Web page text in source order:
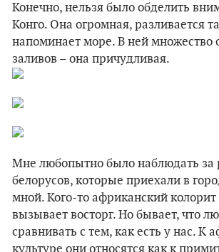
Конечно, нельзя было обделить
Конго. Она огромная, разливается
напоминает море. В ней множество
заливов – она причудливая.
Мне любопытно было наблюдать за
белорусов, которые приехали в
мной. Кого-то африканский колорит
вызывает восторг. Но бывает, что
сравнивать с тем, как есть у нас. К
культуре они относятся как к